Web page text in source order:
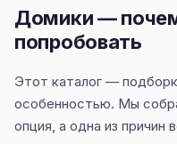
Домики —
попробовать
Этот каталог —
особенностью. Мы
опция, а одна из причин